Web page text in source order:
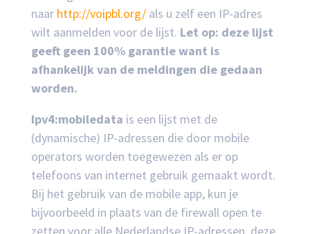
naar http://voipbl.org/ als u zelf een IP-adres
wilt aanmelden voor de lijst. Let op: deze lijst
geeft geen 100% garantie want is
afhankelijk van de meldingen die gedaan
worden.
Ipv4:mobiledata is een lijst met de
(dynamische) IP-adressen die door mobile
operators worden toegewezen als er op
telefoons van internet gebruik gemaakt wordt.
Bij het gebruik van de mobile app, kun je
bijvoorbeeld in plaats van de firewall open te